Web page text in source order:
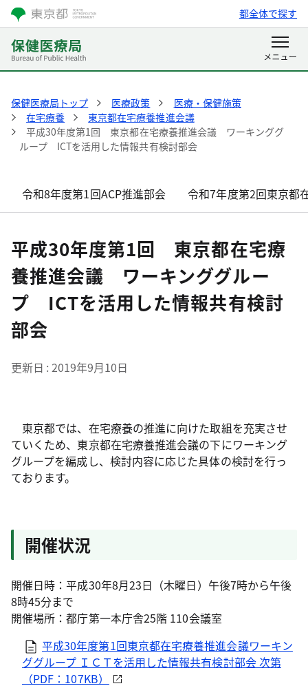
都全体で探す
保健医療局トップ 医療政策
医療・保健施策
在宅療養
東京都在宅療養推進会議
平成30年度第1回 東京都在宅療養推進会議 ワーキンググ
ループ ICTを活用した情報共有検討部会
令和8年度第1回ACP推進部会 令和7年度第2回東京都
平成30年度第1回 東京都在宅療
養推進会議 ワーキンググルー
プ ICTを活用した情報共有検討
部会
更新日 2019年9月10日
東京都では、在宅療養の推進に向けた取組を充実させ
ていくため、東京都在宅療養推進会議の下にワーキング
グループを編成し、検討内容に応じた具体の検討を行っ
ております。
開催状況
開催日時：平成30年8月23日（木曜日）午後7時から午後
8時45分まで
開催場所：都庁第一本庁舎25階 110会議室
平成30年度第1回東京都在宅療養推進会議ワーキン
ググループ ＩＣＴを活用した情報共有検討部会 次第
（PDF：107KB）